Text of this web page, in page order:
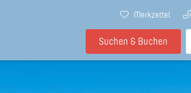
Merkzettel
Suchen & Buchen